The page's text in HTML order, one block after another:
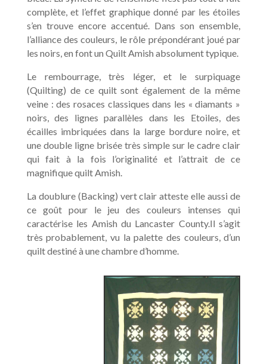
complète, et l’effet graphique donné par les étoiles
s’en trouve encore accentué. Dans son ensemble,
l’alliance des couleurs, le rôle prépondérant joué par
les noirs, en font un Quilt Amish absolument typique.
Le rembourrage, très léger, et le surpiquage
(Quilting) de ce quilt sont également de la même
veine : des rosaces classiques dans les « diamants »
noirs, des lignes parallèles dans les Etoiles, des
écailles imbriquées dans la large bordure noire, et
une double ligne brisée très simple sur le cadre clair
qui fait à la fois l’originalité et l’attrait de ce
magnifique quilt Amish.
La doublure (Backing) vert clair atteste elle aussi de
ce goût pour le jeu des couleurs intenses qui
caractérise les Amish du Lancaster County.Il s’agit
très probablement, vu la palette des couleurs, d’un
quilt destiné à une chambre d’homme.